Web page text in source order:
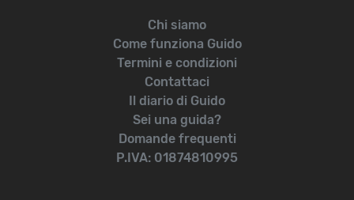
Chi siamo
Come funziona Guido
Termini e condizioni
Contattaci
Il diario di Guido
Sei una guida?
Domande frequenti
P.IVA: 01874810995